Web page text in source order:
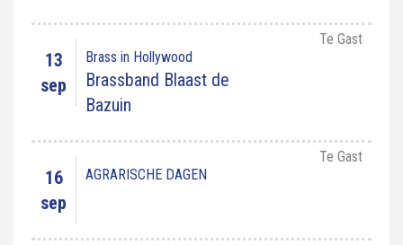
13
sep
Brass in Hollywood
Brassband Blaast de
Bazuin
Te Gast
16
sep
AGRARISCHE DAGEN
Te Gast